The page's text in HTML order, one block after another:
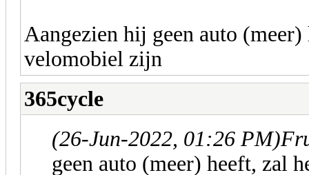
Aangezien hij geen auto
velomobiel zijn
365cycle
(26-Jun-2022, 01:26 PM)
geen auto (meer) heeft, zal